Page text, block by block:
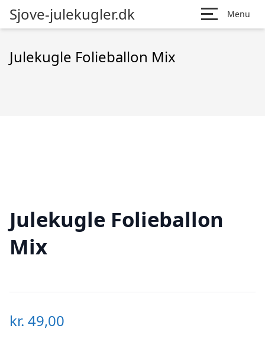
Sjove-julekugler.dk Menu
Julekugle Folieballon Mix
Julekugle Folieballon
Mix
kr. 49,00